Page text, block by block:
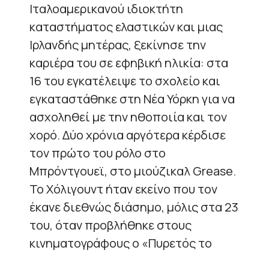
Ιταλοαμερικανού ιδιοκτήτη
καταστήματος ελαστικών και μιας
Ιρλανδής μητέρας, ξεκίνησε την
καριέρα του σε εφηβική ηλικία: στα
16 του εγκατέλειψε το σχολείο και
εγκαταστάθηκε στη Νέα Υόρκη για να
ασχοληθεί με την ηθοποιία και τον
χορό. Δύο χρόνια αργότερα κέρδισε
τον πρώτο του ρόλο στο
Μπρόντγουεϊ, στο μιούζικαλ Grease.
Το Χόλιγουντ ήταν εκείνο που τον
έκανε διεθνώς διάσημο, μόλις στα 23
του, όταν προβλήθηκε στους
κινηματογράφους ο «Πυρετός το